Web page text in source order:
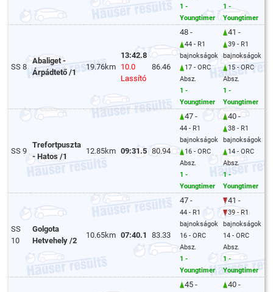
1 -
Youngtimer
1 -
Youngtimer
SS 8
Abaliget -
Árpádtető /1
19.76km
13:42.8
10.0
Lassító
86.46
48 -
44 - R1
bajnokságok
17 - ORC
Absz.
1 -
Youngtimer
41 -
39 - R1
bajnokságok
15 - ORC
Absz.
1 -
Youngtimer
SS 9
Trefortpuszta
- Hatos /1
12.85km 09:31.5 80.94
47 -
44 - R1
bajnokságok
16 - ORC
Absz.
1 -
Youngtimer
40 -
38 - R1
bajnokságok
14 - ORC
Absz.
1 -
Youngtimer
SS
10
Golgota
Hetvehely /2
10.65km 07:40.1 83.33
47 -
44 - R1
bajnokságok
16 - ORC
Absz.
1 -
Youngtimer
41 -
39 - R1
bajnokságok
14 - ORC
Absz.
1 -
Youngtimer
45 - 40 -